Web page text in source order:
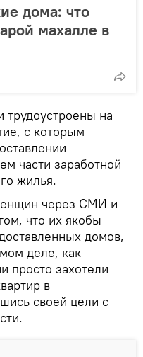
дома: что
махалле в
на
с которым
части заработной
жилья.
через СМИ и
что их якобы
домов,
деле, как
просто захотели
в
своей цели с